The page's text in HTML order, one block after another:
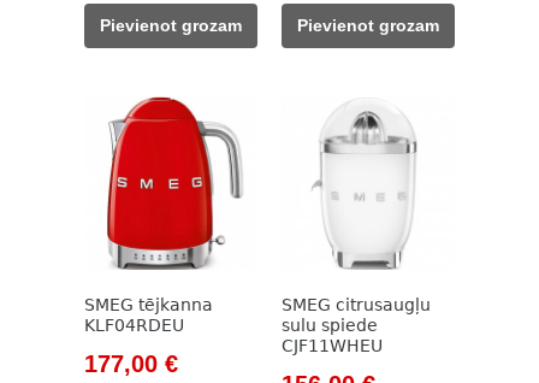
was:
171,00 €.
149,00 €.
Pievienot grozam
was:
203,00 €.
177,00 €.
Pievienot grozam
SMEG tējkanna
KLF04RDEU
Original
177,00 €Current
SMEG citrusaugļu
sulu spiede
CJF11WHEU
Original
Current